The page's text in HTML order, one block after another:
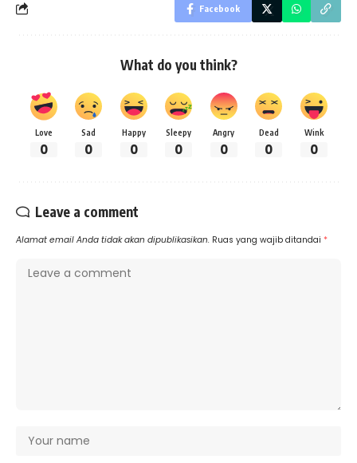
Facebook
What do you think?
Love
0
Sad
0
Happy
0
Sleepy
0
Angry
0
Dead
0
Wink
0
Leave a comment
Alamat email Anda tidak akan dipublikasikan. Ruas yang wajib ditandai *